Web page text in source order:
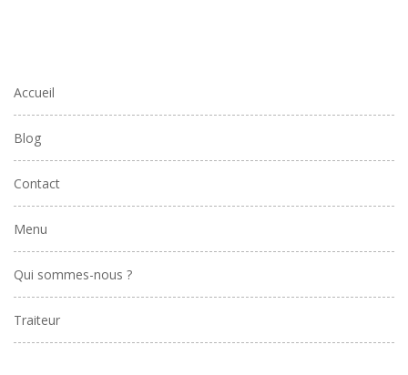
Accueil
Blog
Contact
Menu
Qui sommes-nous ?
Traiteur